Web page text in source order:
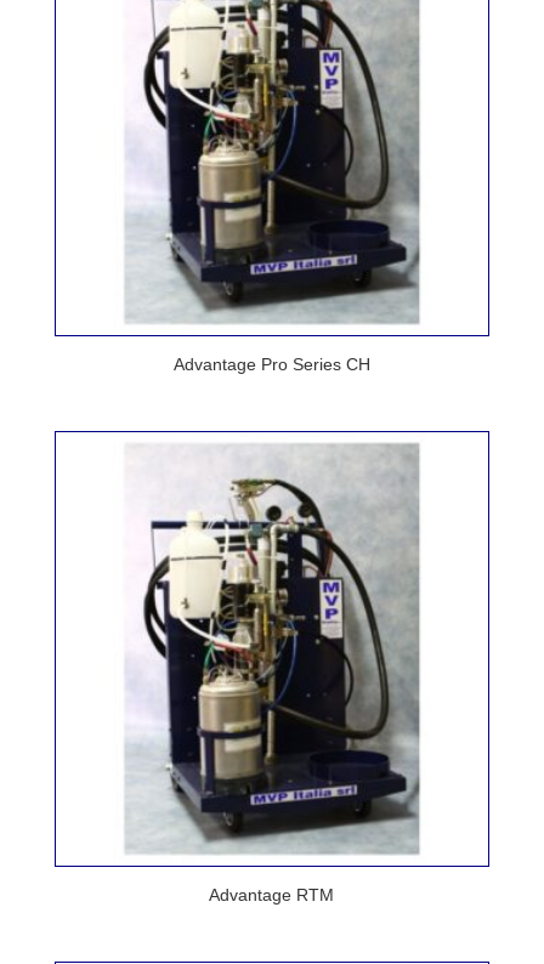
Advantage Pro Series CH
Advantage RTM